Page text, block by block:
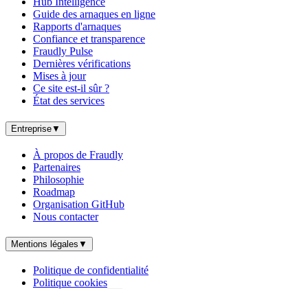
Guide des arnaques en ligne
Rapports d'arnaques
Confiance et transparence
Fraudly Pulse
Dernières vérifications
Mises à jour
Ce site est-il sûr ?
État des services
Entreprise▼
À propos de Fraudly
Partenaires
Philosophie
Roadmap
Organisation GitHub
Nous contacter
Mentions légales ▼
Politique de confidentialité
Politique cookies